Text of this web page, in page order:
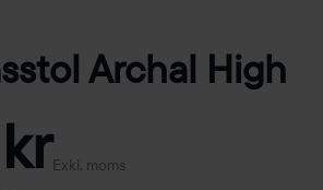
Archal High
Exkl. moms